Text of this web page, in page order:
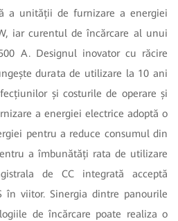
a unității de furnizare a energiei
iar curentul de încărcare al unui
A. Designul inovator cu răcire
durata de utilizare la 10 ani
și costurile de operare și
a energiei electrice adoptă o
pentru a reduce consumul din
a îmbunătăți rata de utilizare
de CC integrată acceptă
în viitor. Sinergia dintre panourile
de încărcare poate realiza o